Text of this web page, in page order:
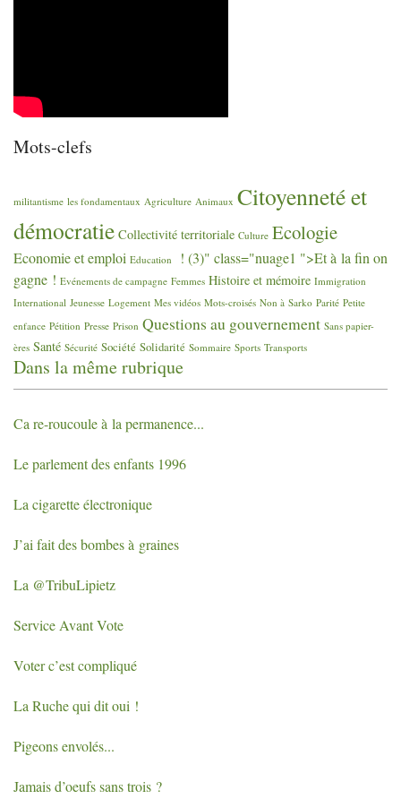
Mots-clefs
militantisme les fondamentaux Agriculture Animaux Citoyenneté et
démocratie Collectivité territoriale Culture Ecologie
Economie et emploi Education
! (3)" class="nuage1 ">Et à la fin on
gagne ! Evénements de campagne Femmes Histoire et mémoire Immigration
International Jeunesse Logement Mes vidéos Mots-croisés Non à Sarko Parité Petite
enfance Pétition Presse Prison Questions au gouvernement Sans papier-
ères Santé Sécurité Société Solidarité Sommaire Sports Transports
Dans la même rubrique
Ca re-roucoule à la permanence...
Le parlement des enfants 1996
La cigarette électronique
J’ai fait des bombes à graines
La @TribuLipietz
Service Avant Vote
Voter c’est compliqué
La Ruche qui dit oui !
Pigeons envolés...
Jamais d’oeufs sans trois ?